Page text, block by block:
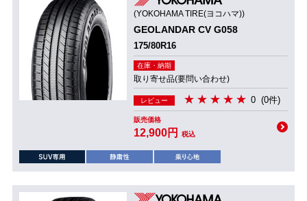
(YOKOHAMA TIRE(ヨコハマ))
GEOLANDAR CV G058
175/80R16
在庫・納期
取り寄せ品(要問い合わせ)
レビュー 0 (0件)
販売価格
12,900円 税込